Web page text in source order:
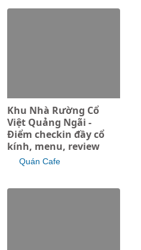
Khu Nhà Rường Cổ
Việt Quảng Ngãi -
Điểm checkin đầy cổ
kính, menu, review
Quán Cafe